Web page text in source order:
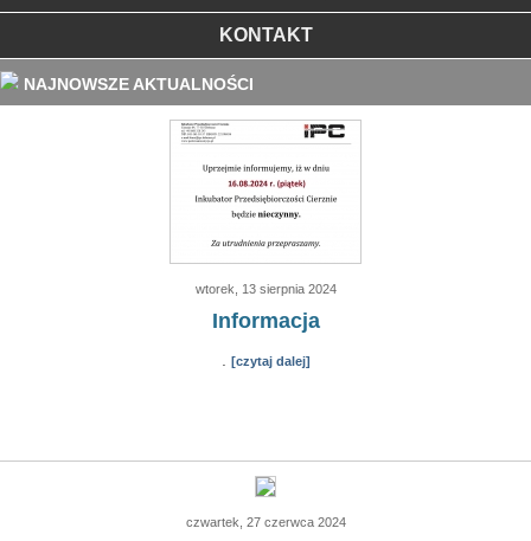
KONTAKT
NAJNOWSZE AKTUALNOŚCI
wtorek, 13 sierpnia 2024
Informacja
[czytaj dalej]
czwartek, 27 czerwca 2024